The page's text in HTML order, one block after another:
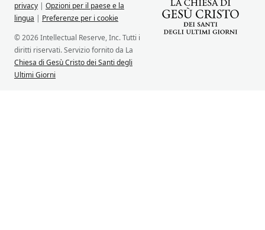
privacy | Opzioni per il paese e la
lingua | Preferenze per i cookie
© 2026 Intellectual Reserve, Inc. Tutti i
diritti riservati. Servizio fornito da La
Chiesa di Gesù Cristo dei Santi degli
Ultimi Giorni